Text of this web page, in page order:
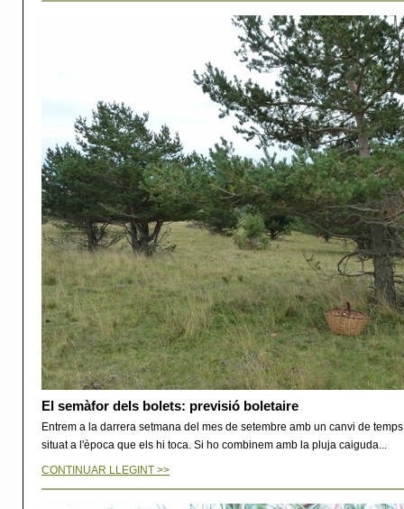
El semàfor dels bolets: previsió boletaire
Entrem a la darrera setmana del mes de setembre amb un canvi de
situat a l'època que els hi toca. Si ho combinem amb la pluja caiguda...
CONTINUAR LLEGINT >>